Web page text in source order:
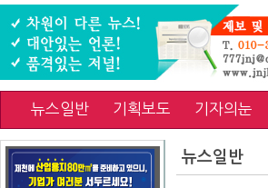
뉴스일반 기획보도 기자의눈
뉴스일반